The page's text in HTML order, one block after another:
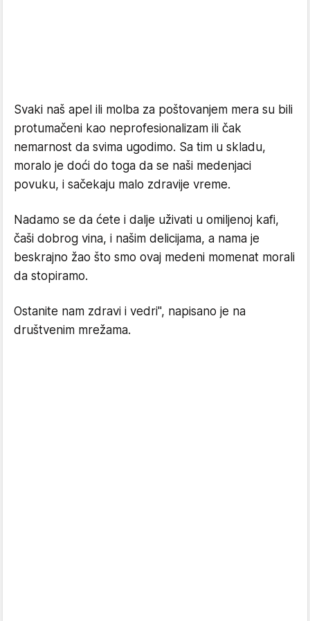
Svaki naš apel ili molba za poštovanjem mera su bili
protumačeni kao neprofesionalizam ili čak
nemarnost da svima ugodimo. Sa tim u skladu,
moralo je doći do toga da se naši medenjaci
povuku, i sačekaju malo zdravije vreme.
Nadamo se da ćete i dalje uživati u omiljenoj kafi,
čaši dobrog vina, i našim delicijama, a nama je
beskrajno žao što smo ovaj medeni momenat morali
da stopiramo.
Ostanite nam zdravi i vedri", napisano je na
društvenim mrežama.